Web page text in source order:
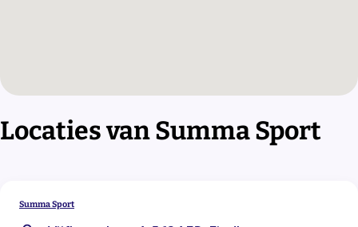
Locaties van Summa Sport
Summa Sport